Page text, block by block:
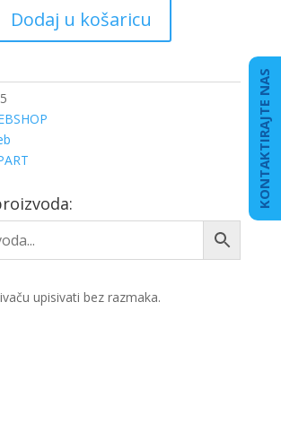
Dodaj u košaricu
upisivati bez razmaka.
KONTAKTIRAJTE NAS